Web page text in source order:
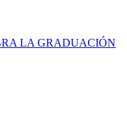
LA GRADUACIÓN